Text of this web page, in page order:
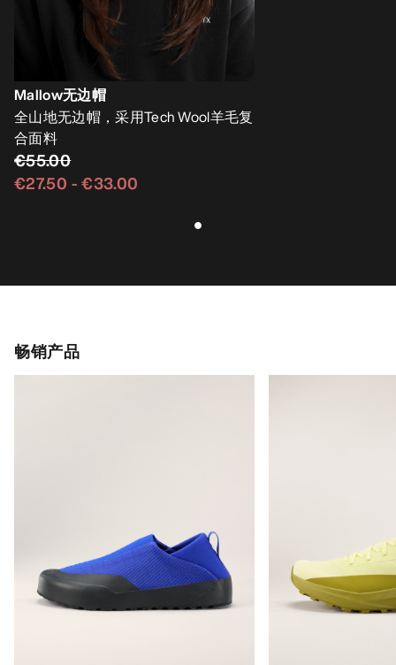
Mallow无边帽
全山地无边帽，采用Tech Wool羊毛复
合面料
€55.00
€27.50 -€33.00
畅销产品